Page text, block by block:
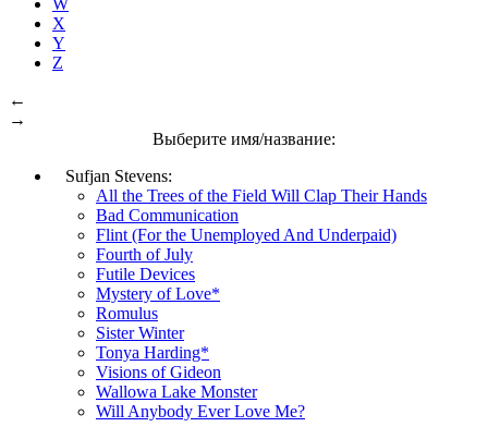
X
Y
Z
←
→
Выберите имя/название:
Sufjan Stevens:
All the Trees of the Field Will Clap Their Hands
Bad Communication
Flint (For the Unemployed And Underpaid)
Fourth of July
Futile Devices
Mystery of Love*
Romulus
Sister Winter
Tonya Harding*
Visions of Gideon
Wallowa Lake Monster
Will Anybody Ever Love Me?